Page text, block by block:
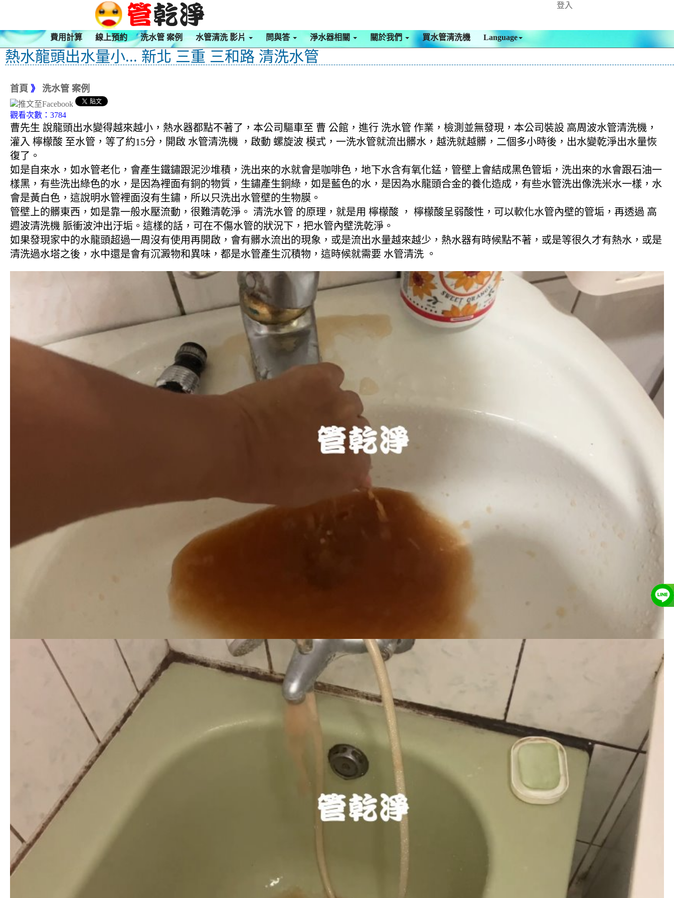
登入
費用計算 線上預約 洗水管 案例 水管清洗 影片 問與答 淨水器相關 關於我們 買水管清洗機 Language
熱水龍頭出水量小... 新北 三重 三和路 清洗水管
首頁 》 洗水管 案例
觀看次數：3784
曹先生 說龍頭出水變得越來越小，熱水器都點不著了，本公司驅車至 曹 公館，進行 洗水管 作業，檢測並無發現，本公司裝設 高周波水管清洗機，
灌入 檸檬酸 至水管，等了約15分，開啟 水管清洗機 ，啟動 螺旋波 模式，一洗水管就流出髒水，越洗就越髒，二個多小時後，出水變乾淨出水量恢
復了。
如是自來水，如水管老化，會產生鐵鏽跟泥沙堆積，洗出來的水就會是咖啡色，地下水含有氧化錳，管壁上會結成黑色管垢，洗出來的水會跟石油一
樣黑，有些洗出綠色的水，是因為裡面有銅的物質，生鏽產生銅綠，如是藍色的水，是因為水龍頭合金的養化造成，有些水管洗出像洗米水一樣，水
會是黃白色，這說明水管裡面沒有生鏽，所以只洗出水管壁的生物膜。
管壁上的髒東西，如是靠一般水壓流動，很難清乾淨。 清洗水管 的原理，就是用 檸檬酸 ， 檸檬酸呈弱酸性，可以軟化水管內壁的管垢，再透過 高
週波清洗機 脈衝波沖出汙垢。這樣的話，可在不傷水管的狀況下，把水管內壁洗乾淨。
如果發現家中的水龍頭超過一周沒有使用再開啟，會有髒水流出的現象，或是流出水量越來越少，熱水器有時候點不著，或是等很久才有熱水，或是
清洗過水塔之後，水中還是會有沉澱物和異味，都是水管產生沉積物，這時候就需要 水管清洗 。